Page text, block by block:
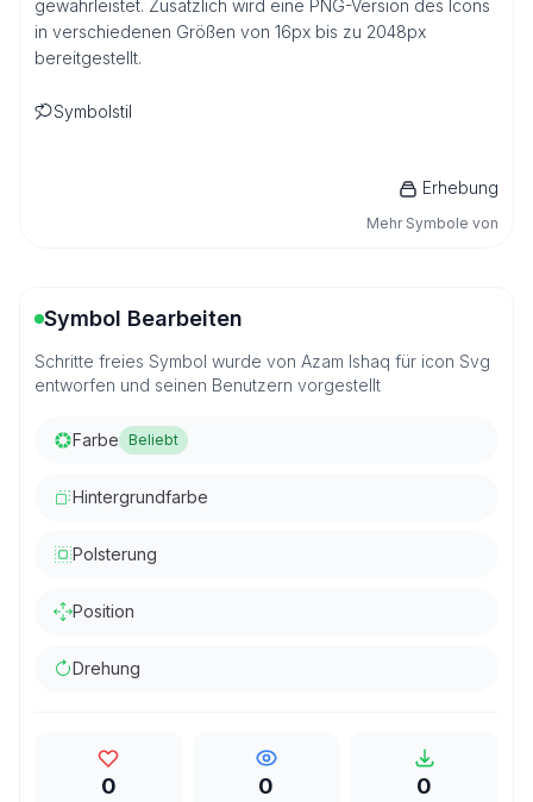
gewährleistet. Zusätzlich wird eine PNG-Version des Icons
in verschiedenen Größen von 16px bis zu 2048px
bereitgestellt.
Symbolstil
Erhebung
Mehr Symbole von
Symbol Bearbeiten
Schritte freies Symbol wurde von Azam Ishaq für icon Svg
entworfen und seinen Benutzern vorgestellt
Farbe Beliebt
Hintergrundfarbe
Polsterung
Position
Drehung
0 0 0